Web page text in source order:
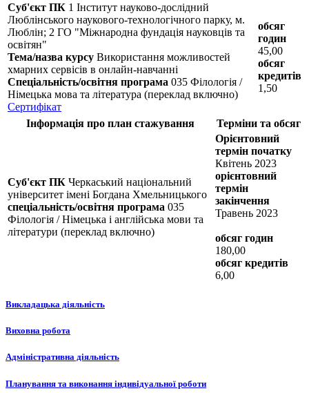
Суб'єкт ПК 1 Інститут науково-дослідний
Люблінського наукового-технологічного парку, м.
Люблін; 2 ГО "Міжнародна фундація науковців та
освітян"
Тема/назва курсу Використання можливостей
хмарних сервісів в онлайн-навчанні
Спеціальність/освітня програма 035 Філологія /
Німецька мова та література (переклад включно)
Сертифікат
обсяг
годин
45,00
обсяг
кредитів
1,50
Інформація про план стажування Терміни та обсяг
Суб'єкт ПК Черкаський національний
університет імені Богдана Хмельницького
спеціальність/освітня програма 035
Філологія / Німецька і англійська мови та
літератури (переклад включно)
Орієнтовний
термін початку
Квітень 2023
орієнтовний
термін
закінчення
Травень 2023
обсяг годин
180,00
обсяг кредитів
6,00
Викладацька діяльність
Виховна робота
Адміністративна діяльність
Планування та виконання індивідуальної роботи